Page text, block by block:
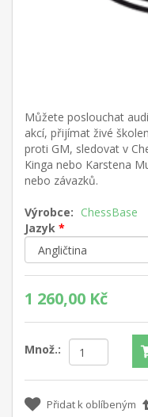
Můžete poslouchat
akcí, přijímat živé
proti GM, sledovat v
Kinga nebo Karstena
nebo závazků.
Výrobce: ChessBase
Jazyk *
1 260,00 Kč
Množ.:
Přidat k oblíbeným